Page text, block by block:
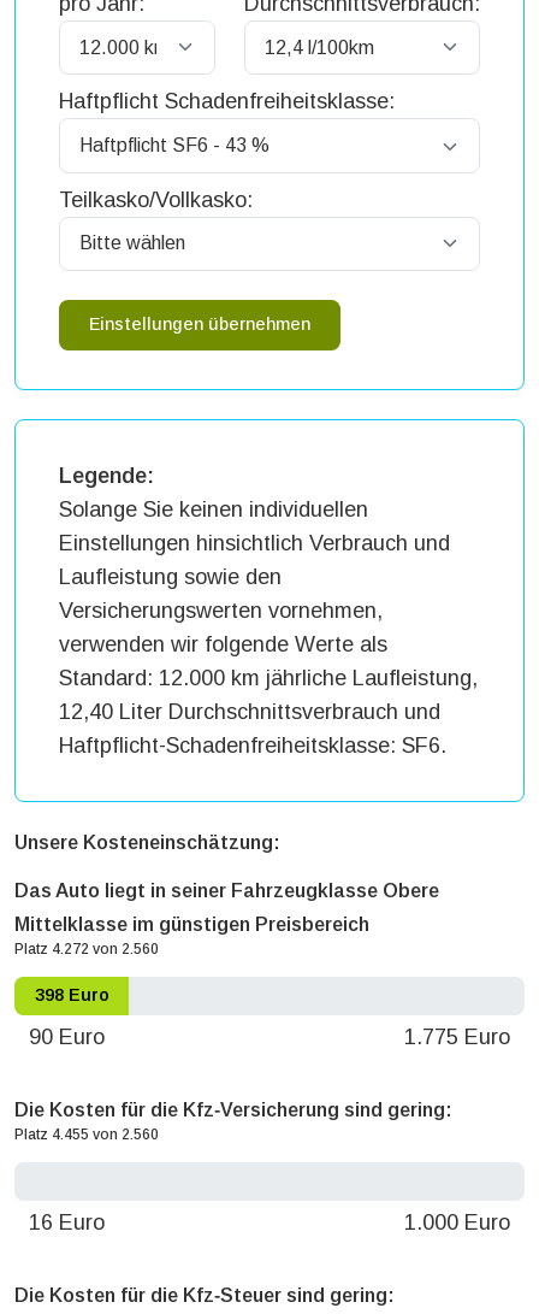
Haftpflicht Schadenfreiheitsklasse:
Teilkasko/Vollkasko:
Einstellungen übernehmen
Legende:
Solange Sie keinen individuellen
Einstellungen hinsichtlich Verbrauch und
Laufleistung sowie den
Versicherungswerten vornehmen,
verwenden wir folgende Werte als
Standard: 12.000 km jährliche Laufleistung,
12,40 Liter Durchschnittsverbrauch und
Haftpflicht-Schadenfreiheitsklasse: SF6.
Unsere Kosteneinschätzung:
Das Auto liegt in seiner Fahrzeugklasse Obere
Mittelklasse im günstigen Preisbereich
Platz 4.272 von 2.560
398 Euro
90 Euro 1.775 Euro
Die Kosten für die Kfz‐Versicherung sind gering:
Platz 4.455 von 2.560
16 Euro 1.000 Euro
Die Kosten für die Kfz‐Steuer sind gering: